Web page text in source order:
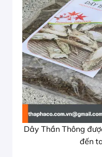
Dây Thần Thông
đến